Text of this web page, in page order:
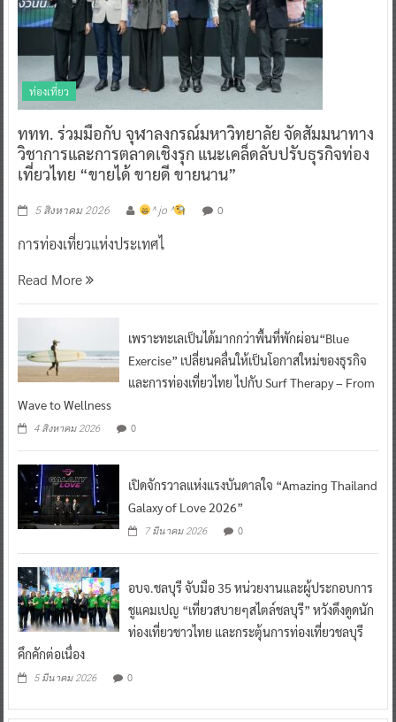
ท่องเที่ยว
ททท. ร่วมมือกับ จุฬาลงกรณ์มหาวิทยาลัย จัดสัมมนาทาง
วิชาการและการตลาดเชิงรุก แนะเคล็ดลับปรับธุรกิจท่อง
เที่ยวไทย “ขายได้ ขายดี ขายนาน”
5 สิงหาคม 2026 ^ jo ^ 0
การท่องเที่ยวแห่งประเทศไ
Read More
เพราะทะเลเป็นได้มากกว่าพื้นที่พักผ่อน“Blue
Exercise” เปลี่ยนคลื่นให้เป็นโอกาสใหม่ของธุรกิจ
และการท่องเที่ยวไทย ไปกับ Surf Therapy – From
Wave to Wellness
4 สิงหาคม 2026 0
เปิดจักรวาลแห่งแรงบันดาลใจ “Amazing Thailand
Galaxy of Love 2026”
7 มีนาคม 2026 0
อบจ.ชลบุรี จับมือ 35 หน่วยงานและผู้ประกอบการ
ชูแคมเปญ “เที่ยวสบายๆสไตล์ชลบุรี” หวังดึงดูดนัก
ท่องเที่ยวชาวไทย และกระตุ้นการท่องเที่ยวชลบุรี
คึกคักต่อเนื่อง
5 มีนาคม 2026 0